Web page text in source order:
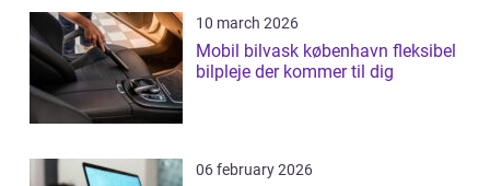
10 march 2026
Mobil bilvask københavn fleksibel
bilpleje der kommer til dig
06 february 2026